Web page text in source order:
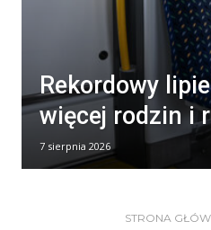
Rekordowy
więcej rodzin i
7 sierpnia 2026
STRONA